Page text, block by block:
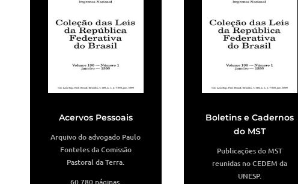
Acervos Pessoais
Arquivo do advogado Paulo
Fonteles da Comissão
Pastoral da Terra.
60.780 páginas.
Boletins e Cadernos
do MST
Publicações do MST
reunidas no CEDEM da
UNESP.